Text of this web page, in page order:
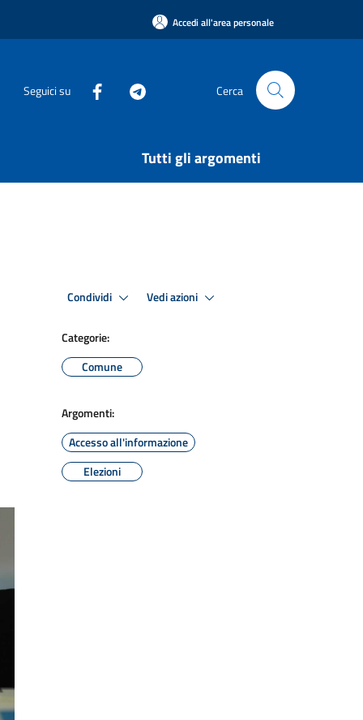
Accedi all'area personale
Seguici su Cerca
Tutti gli argomenti
Condividi Vedi azioni
Categorie:
Comune
Argomenti:
Accesso all'informazione
Elezioni